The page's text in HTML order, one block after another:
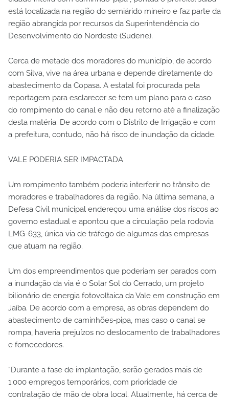
está localizada na região do semiárido mineiro e faz parte da
região abrangida por recursos da Superintendência do
Desenvolvimento do Nordeste (Sudene).
Cerca de metade dos moradores do município, de acordo
com Silva, vive na área urbana e depende diretamente do
abastecimento da Copasa. A estatal foi procurada pela
reportagem para esclarecer se tem um plano para o caso
do rompimento do canal e não deu retorno até a finalização
desta matéria. De acordo com o Distrito de Irrigação e com
a prefeitura, contudo, não há risco de inundação da cidade.
VALE PODERIA SER IMPACTADA
Um rompimento também poderia interferir no trânsito de
moradores e trabalhadores da região. Na última semana, a
Defesa Civil municipal endereçou uma análise dos riscos ao
governo estadual e apontou que a circulação pela rodovia
LMG-633, única via de tráfego de algumas das empresas
que atuam na região.
Um dos empreendimentos que poderiam ser parados com
a inundação da via é o Solar Sol do Cerrado, um projeto
bilionário de energia fotovoltaica da Vale em construção em
Jaíba. De acordo com a empresa, as obras dependem do
abastecimento de caminhões-pipa, mas caso o canal se
rompa, haveria prejuízos no deslocamento de trabalhadores
e fornecedores.
“Durante a fase de implantação, serão gerados mais de
1.000 empregos temporários, com prioridade de
contratação de mão de obra local. Atualmente, há cerca de